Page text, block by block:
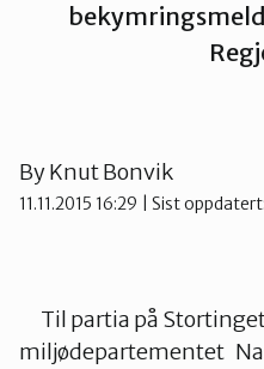
Røros og Holtålen
Steinkjer
ByKnut Bonvik
11.11.2015 16:29 | Sist
Til partia på
miljødepartementet